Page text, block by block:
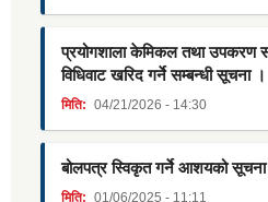
प्रयोगशाला केमिकल तथा उपकरण
विधिवाट खरिद गर्ने सम्बन्धी सूचना ।
मिति: 04/21/2026 - 14:30
बोलपत्र स्विकृत गर्ने आशयको
मिति: 01/06/2025 - 11:11